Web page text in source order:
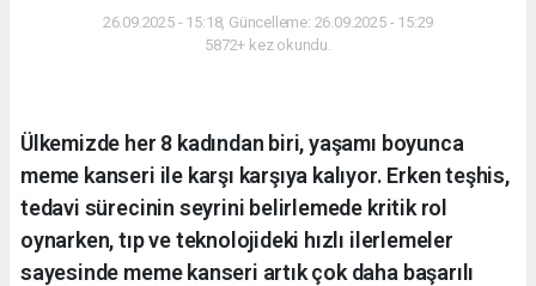
26.09.2025 - 15:18, Güncelleme: 26.09.2025 - 15:29
5872+ kez okundu.
Ülkemizde her 8 kadından biri, yaşamı boyunca
meme kanseri ile karşı karşıya kalıyor. Erken teşhis,
tedavi sürecinin seyrini belirlemede kritik rol
oynarken, tıp ve teknolojideki hızlı ilerlemeler
sayesinde meme kanseri artık çok daha başarılı